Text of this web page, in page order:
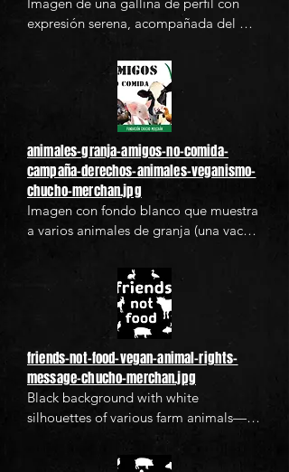
expresión serena, acompañada del
grandes de color café oscuro. Esta
imagen promueve el veganismo como
una postura ética y de justicia hacia los
animales. Ideal para campañas de
concienciación sobre los derechos
animales, activismo vegano y
contenido relacionado con la
alimentación basada en plantas.
animales-granja-amigos-no-comida-
campaña-derechos-animales-veganismo-
chucho-merchan.jpg
Imagen con fondo blanco que muestra
a varios animales de granja (una vaca,
acompañados del texto “AMIGOS NO
COMIDA” en letras grandes. En la
esquina superior derecha hay un
símbolo vegano en forma de hoja
verde. En la parte inferior, aparece el
nombre de la Fundación Chucho
Merchán. El mensaje visual promueve
el veganismo y los derechos de los
friends-not-food-vegan-animal-rights-
message-chucho-merchan.jpg
Black background with white
silhouettes of various farm animals—
rabbit, duck, goat, cow, chicken, pig,
and fish—surrounding the bold text